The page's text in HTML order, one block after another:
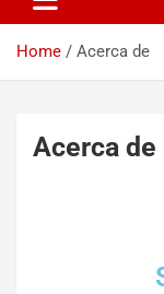
Home Acerca de
Acerca de